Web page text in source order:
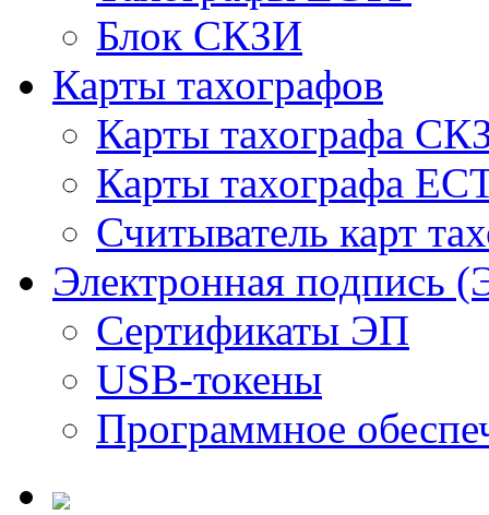
Блок СКЗИ
Карты тахографов
Карты тахографа
Карты тахографа
Считыватель карт
Электронная подпись
Сертификаты ЭП
USB-токены
Программное